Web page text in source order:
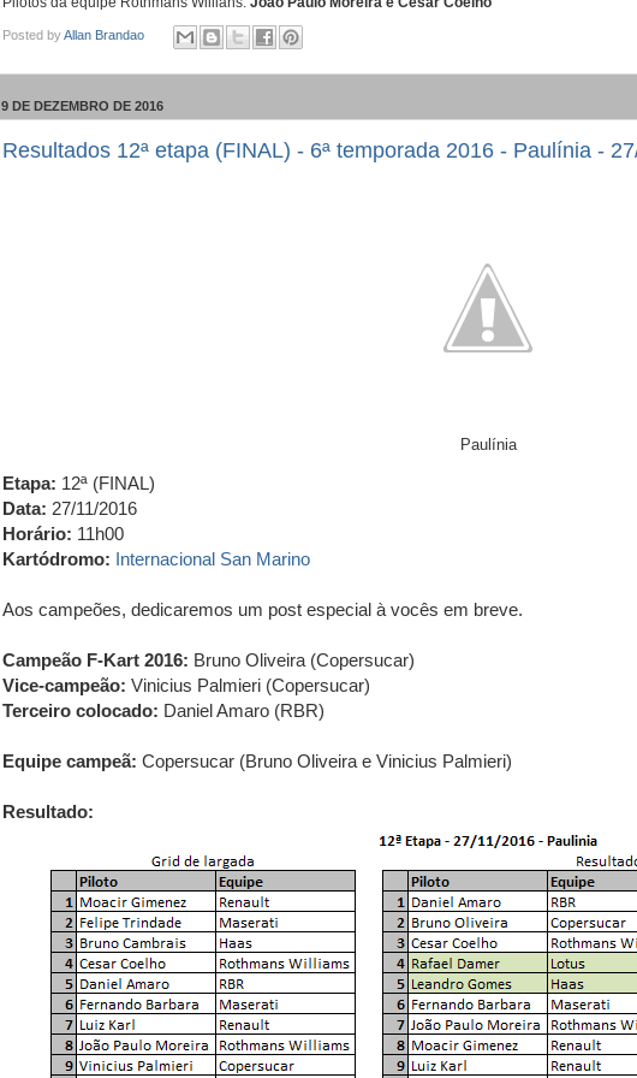
Posted byAllan Brandao
9 DE DEZEMBRO DE 2016
Resultados 12ª etapa (FINAL) - 6ª temporada 2016 - Paulínia -
Paulínia
Etapa: 12ª (FINAL)
Data: 27/11/2016
Horário: 11h00
Kartódromo: Internacional San Marino
Aos campeões, dedicaremos um post especial à vocês em breve.
Campeão F-Kart 2016: Bruno Oliveira (Copersucar)
Vice-campeão: Vinicius Palmieri (Copersucar)
Terceiro colocado: Daniel Amaro (RBR)
Equipe campeã: Copersucar (Bruno Oliveira e Vinicius Palmieri)
Resultado: